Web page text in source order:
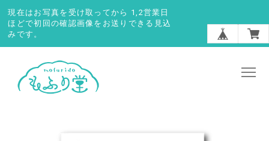
現在はお写真を受け取ってから 1,2営業日
ほどで初回の確認画像をお送りできる見込
みです。